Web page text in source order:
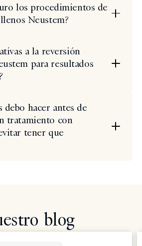
los procedimientos de
Neustem?
a la reversión
para resultados
debo hacer antes de
tratamiento con
tener que
blog